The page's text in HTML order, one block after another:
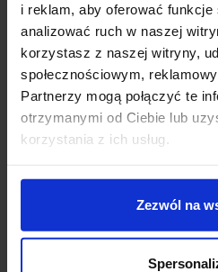
i reklam, aby oferować funkcje
analizować ruch w naszej
korzystasz z naszej witryny,
społecznościowym,
Partnerzy mogą połączyć te
otrzymanymi od Ciebie lub
korzystania z ich usług.
Zezwól na